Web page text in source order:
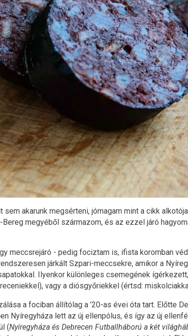
sem akarunk megsérteni, jómagam mint a cikk
megyéből származom, és az ezzel járó
meccsrejáró - pedig fociztam is, ifista koromban
járkált Szpari-meccsekre, amikor a
Ilyenkor különleges csemegének
vagy a diósgyőriekkel (értsd:
a fociban állítólag a ’20-as évei óta tart. Előtte
Nyíregyháza lett az új ellenpólus, és így az új
(Nyíregyháza és Debrecen Futballháború a két